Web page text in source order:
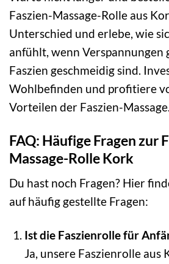
Faszien-Massage-Rolle aus
Unterschied und erlebe, wie
anfühlt, wenn Verspannungen
Faszien geschmeidig sind.
Wohlbefinden und profitiere
Vorteilen der Faszien-Massage.
FAQ: Häufige Fragen zur
Massage-Rolle Kork
Du hast noch Fragen? Hier
auf häufig gestellte Fragen:
Ist die Faszienrolle für
Ja, unsere Faszienrolle